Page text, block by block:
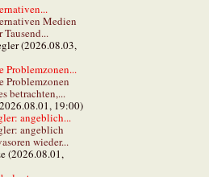
Medien
Tausend...
(2026.08.03,
Problemzonen...
Problemzonen
betrachten,...
19:00)
angeblich...
angeblich
wieder...
(2026.08.01,